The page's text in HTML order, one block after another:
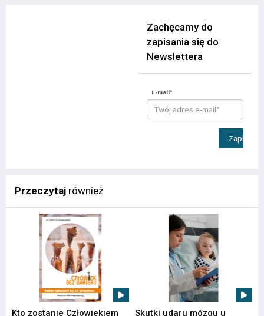
Zachęcamy do
zapisania się do
Newslettera
E-mail*
Zapisz
Przeczytaj również
Kto zostanie Człowiekiem Skutki udaru mózgu u